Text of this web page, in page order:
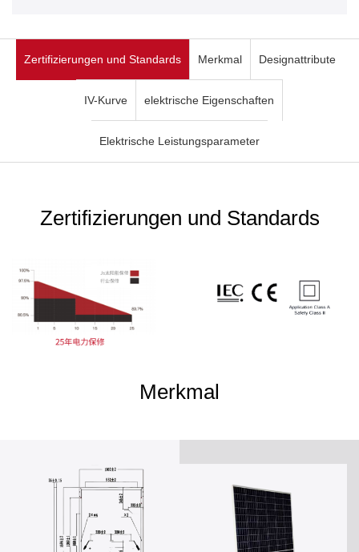
Zertifizierungen und Standards Merkmal Designattribute
IV-Kurve elektrische Eigenschaften
Elektrische Leistungsparameter
Zertifizierungen und Standards
Merkmal